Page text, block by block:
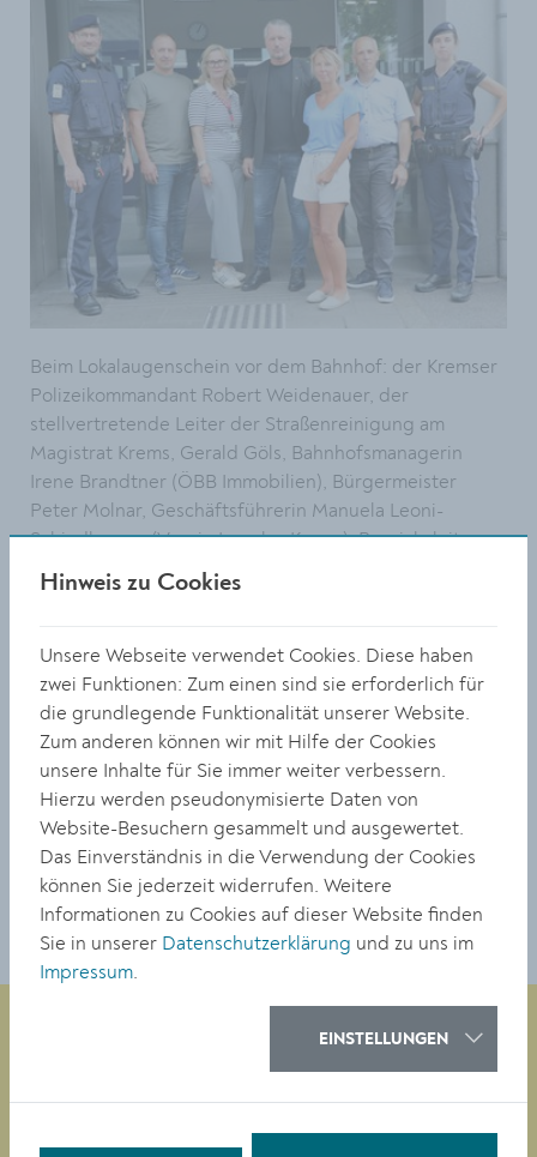
Beim Lokalaugenschein vor dem Bahnhof: der Kremser
Polizeikommandant Robert Weidenauer, der
stellvertretende Leiter der Straßenreinigung am
Magistrat Krems, Gerald Göls, Bahnhofsmanagerin
Irene Brandtner (ÖBB Immobilien), Bürgermeister
Peter Molnar, Geschäftsführerin Manuela Leoni-
Schindlegger (Verein Impulse Krems), Bereichsleiter
für Bezirksverwaltung und Gemeindebehörde Hannes
Zimmermann (Magistrat Krems) sowie
Größe:
5716 x 3811 Px
3.62 MB
© Stadt Krems
DOWNLOAD
A-3500 Krems
Hinweis zu Cookies
Unsere Webseite verwendet Cookies. Diese haben
zwei Funktionen: Zum einen sind sie erforderlich für
die grundlegende Funktionalität unserer Website.
Zum anderen können wir mit Hilfe der Cookies
unsere Inhalte für Sie immer weiter verbessern.
Hierzu werden pseudonymisierte Daten von
Website-Besuchern gesammelt und ausgewertet.
Das Einverständnis in die Verwendung der Cookies
können Sie jederzeit widerrufen. Weitere
Informationen zu Cookies auf dieser Website finden
Sie in unserer Datenschutzerklärung und zu uns im
Impressum.
EINSTELLUNGEN